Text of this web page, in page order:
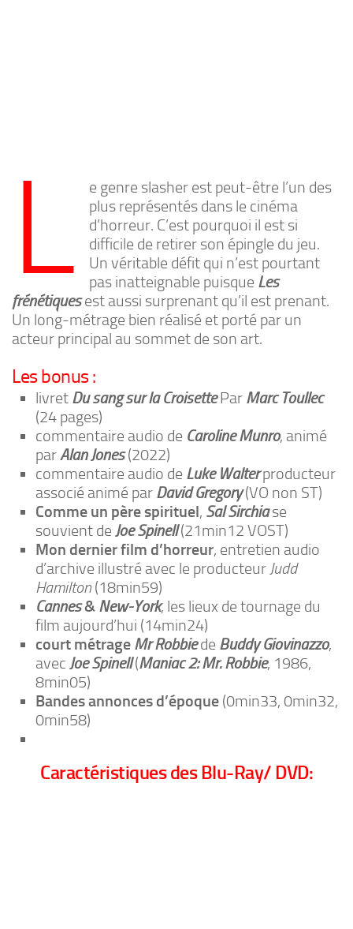
L
e genre slasher est peut-être l’un des
plus représentés dans le cinéma
d’horreur. C’est pourquoi il est si
difficile de retirer son épingle du jeu.
Un véritable défit qui n’est pourtant
pas inatteignable puisque Les
frénétiquesest aussi surprenant qu’il est prenant.
Un long-métrage bien réalisé et porté par un
acteur principal au sommet de son art.
Les bonus :
livret Du sang sur la CroisettePar Marc Toullec
(24 pages)
commentaire audio de Caroline Munro, animé
par Alan Jones(2022)
commentaire audio de Luke Walterproducteur
associé animé par David Gregory(VO non ST)
Comme un père spirituel, Sal Sirchiase
souvient de Joe Spinell(21min12 VOST)
Mon dernier film d’horreur, entretien audio
d’archive illustré avec le producteur Judd
Hamilton (18min59)
Cannes& New-York, les lieux de tournage du
film aujourd’hui (14min24)
court métrage Mr Robbiede Buddy Giovinazzo,
avec Joe Spinell(Maniac 2: Mr. Robbie, 1986,
8min05)
Bandes annonces d’époque (0min33, 0min32,
0min58)
Caractéristiques des Blu-Ray/ DVD: